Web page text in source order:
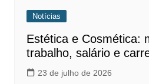
Notícias
Estética e Cosmética:
trabalho, salário e
23 de julho de 2026